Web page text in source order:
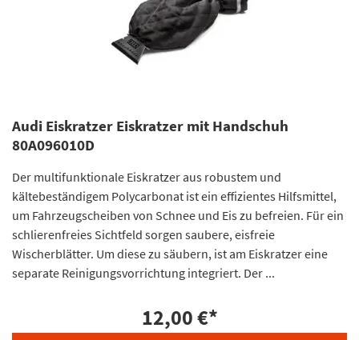
Audi Eiskratzer Eiskratzer mit Handschuh
80A096010D
Der multifunktionale Eiskratzer aus robustem und
kältebeständigem Polycarbonat ist ein effizientes Hilfsmittel,
um Fahrzeugscheiben von Schnee und Eis zu befreien. Für ein
schlierenfreies Sichtfeld sorgen saubere, eisfreie
Wischerblätter. Um diese zu säubern, ist am Eiskratzer eine
separate Reinigungsvorrichtung integriert. Der ...
12,00 €*